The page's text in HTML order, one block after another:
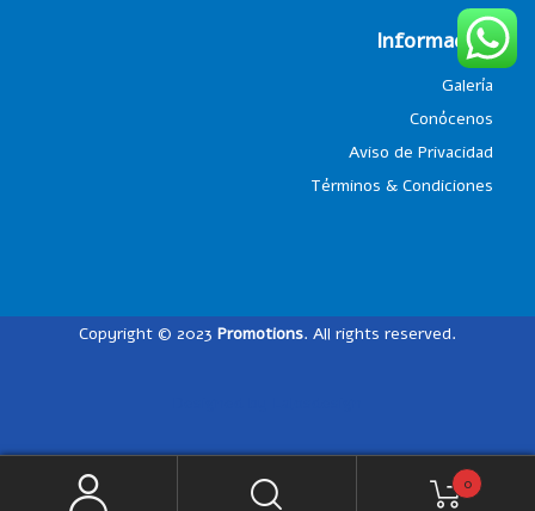
Información
Galería
Conócenos
Aviso de Privacidad
Términos & Condiciones
Copyright © 2023 Promotions. All rights reserved.
0